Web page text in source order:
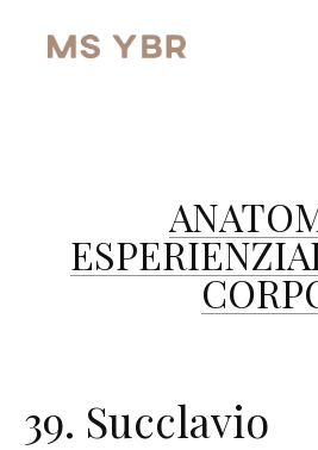
39. Succlavio